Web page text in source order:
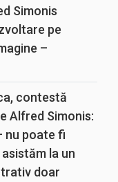
Simonis
pe
–
contestă
Alfred Simonis:
nu poate fi
la un
doar